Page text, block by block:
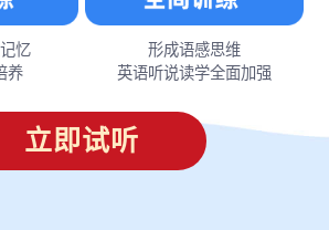
忆
养
形成语感思维
英语听说读学全面加强
立即试听